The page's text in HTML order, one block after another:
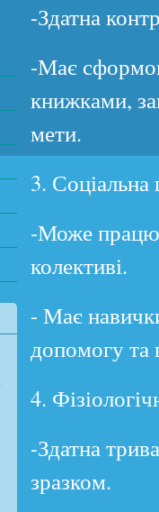
-Здатна
-Має
книжками,
мети.
3. Соціальна
-Може
колективі.
- Має
допомогу та
4.
-Здатна
зразком.